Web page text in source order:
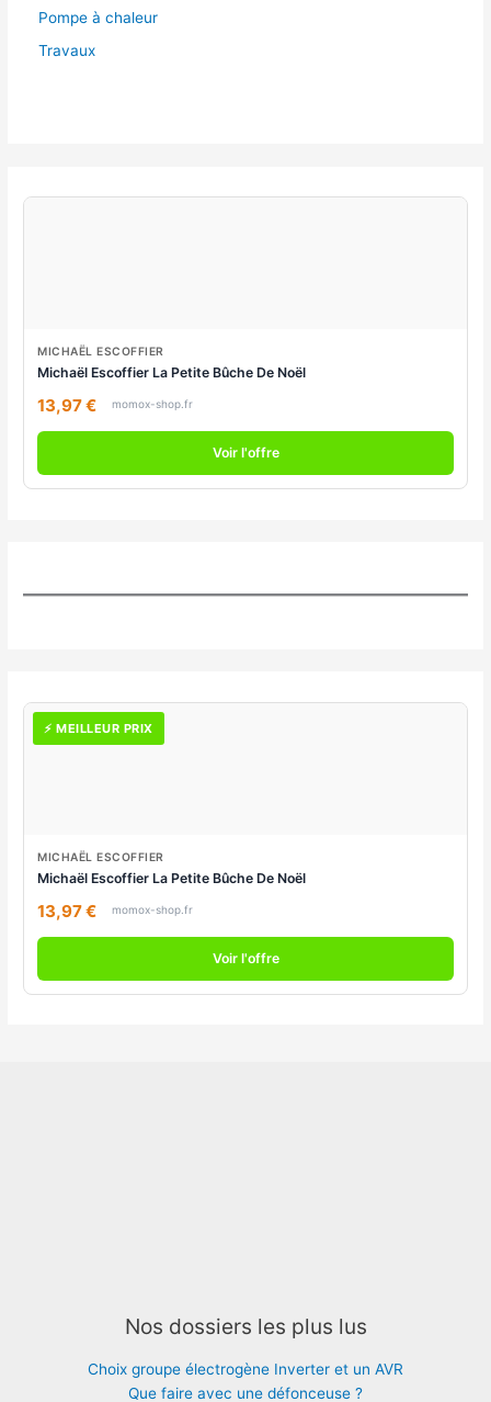
Pompe à chaleur
Travaux
MICHAËL ESCOFFIER
Michaël Escoffier La Petite Bûche De Noël
13,97 € momox-shop.fr
Voir l'offre
⚡ MEILLEUR PRIX
MICHAËL ESCOFFIER
Michaël Escoffier La Petite Bûche De Noël
13,97 € momox-shop.fr
Voir l'offre
Nos dossiers les plus lus
Choix groupe électrogène Inverter et un AVR
Que faire avec une défonceuse ?